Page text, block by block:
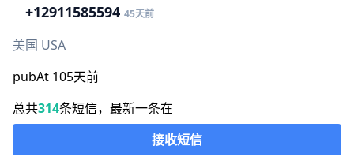
+12911585594 45天前
美国 USA
pubAt 105天前
总共314条短信，最新一条在
接收短信